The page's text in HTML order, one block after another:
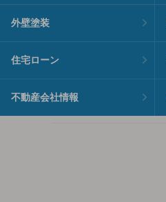
外壁塗装
住宅ローン
不動産会社情報